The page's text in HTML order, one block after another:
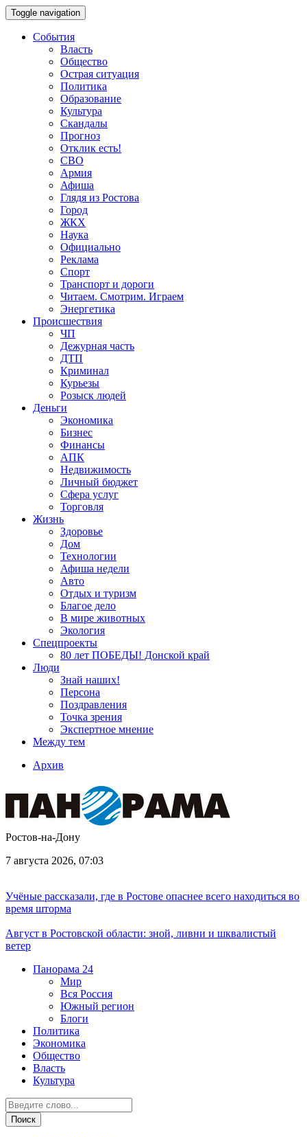
Toggle navigation
События
Власть
Общество
Острая ситуация
Политика
Образование
Культура
Скандалы
Прогноз
Отклик есть!
СВО
Армия
Афиша
Глядя из Ростова
Город
ЖКХ
Наука
Официально
Реклама
Спорт
Транспорт и дороги
Читаем. Смотрим. Играем
Энергетика
Происшествия
ЧП
Дежурная часть
ДТП
Криминал
Курьезы
Розыск людей
Деньги
Экономика
Бизнес
Финансы
АПК
Недвижимость
Личный бюджет
Сфера услуг
Торговля
Жизнь
Здоровье
Дом
Технологии
Афиша недели
Авто
Отдых и туризм
Благое дело
В мире животных
Экология
Спецпроекты
80 лет ПОБЕДЫ! Донской край
Люди
Знай наших!
Персона
Поздравления
Точка зрения
Экспертное мнение
Между тем
Архив
Ростов-на-Дону
7 августа 2026, 07:03
Учёные рассказали, где в Ростове опаснее всего находиться во
время шторма
Август в Ростовской области: зной, ливни и шквалистый
ветер
Панорама 24
Мир
Вся Россия
Южный регион
Блоги
Политика
Экономика
Общество
Власть
Культура